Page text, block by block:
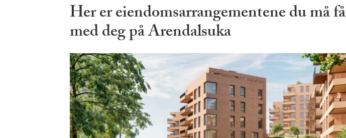
Her er eiendomsarrangementene du må få
med deg på Arendalsuka